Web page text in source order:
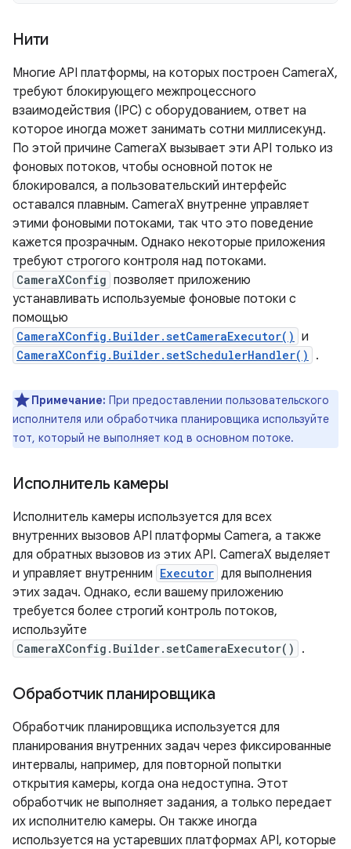
Нити
Многие API платформы, на которых построен CameraX,
требуют блокирующего межпроцессного
взаимодействия (IPC) с оборудованием, ответ на
которое иногда может занимать сотни миллисекунд.
По этой причине CameraX вызывает эти API только из
фоновых потоков, чтобы основной поток не
блокировался, а пользовательский интерфейс
оставался плавным. CameraX внутренне управляет
этими фоновыми потоками, так что это поведение
кажется прозрачным. Однако некоторые приложения
требуют строгого контроля над потоками.
CameraXConfig позволяет приложению
устанавливать используемые фоновые потоки с
помощью
CameraXConfig.Builder.setCameraExecutor() и
CameraXConfig.Builder.setSchedulerHandler() .
Примечание: При предоставлении пользовательского
исполнителя или обработчика планировщика используйте
тот, который не выполняет код в основном потоке.
Исполнитель камеры
Исполнитель камеры используется для всех
внутренних вызовов API платформы Camera, а также
для обратных вызовов из этих API. CameraX выделяет
и управляет внутренним Executor для выполнения
этих задач. Однако, если вашему приложению
требуется более строгий контроль потоков,
используйте
CameraXConfig.Builder.setCameraExecutor() .
Обработчик планировщика
Обработчик планировщика используется для
планирования внутренних задач через фиксированные
интервалы, например, для повторной попытки
открытия камеры, когда она недоступна. Этот
обработчик не выполняет задания, а только передает
их исполнителю камеры. Он также иногда
используется на устаревших платформах API, которые